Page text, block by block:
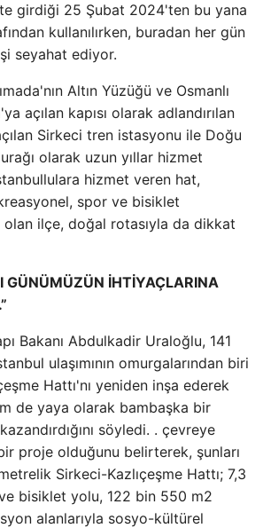
girdiği 25 Şubat 2024'ten bu yana
kullanılırken, buradan her gün
seyahat ediyor.
Altın Yüzüğü ve Osmanlı
açılan kapısı olarak adlandırılan
Sirkeci tren istasyonu ile Doğu
olarak uzun yıllar hizmet
hizmet veren hat,
spor ve bisiklet
olan ilçe, doğal rotasıyla da dikkat
GÜNÜMÜZÜN İHTİYAÇLARINA
Bakanı Abdulkadir Uraloğlu, 141
ulaşımının omurgalarından biri
Hattı'nı yeniden inşa ederek
de yaya olarak bambaşka bir
söyledi. . çevreye
proje olduğunu belirterek, şunları
Sirkeci-Kazlıçeşme Hattı; 7,3
bisiklet yolu, 122 bin 550 m2
alanlarıyla sosyo-kültürel